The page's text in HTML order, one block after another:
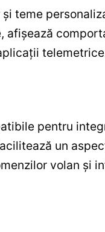
teme
afișează
pentru
un
volan și